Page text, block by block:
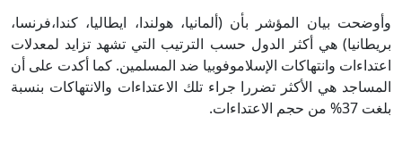
وأوضحت بيان المؤشر بأن (ألمانيا، هولندا، ايطاليا، كندا،فرنسا،
بريطانيا) هي أكثر الدول حسب الترتيب التي تشهد تزايد لمعدلات
اعتداءات وانتهاكات الإسلاموفوبيا ضد المسلمين. كما أكدت على أن
المساجد هي الأكثر تضررا جراء تلك الاعتداءات والانتهاكات بنسبة
بلغت 37% من حجم الاعتداءات.